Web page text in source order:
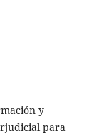
y
para